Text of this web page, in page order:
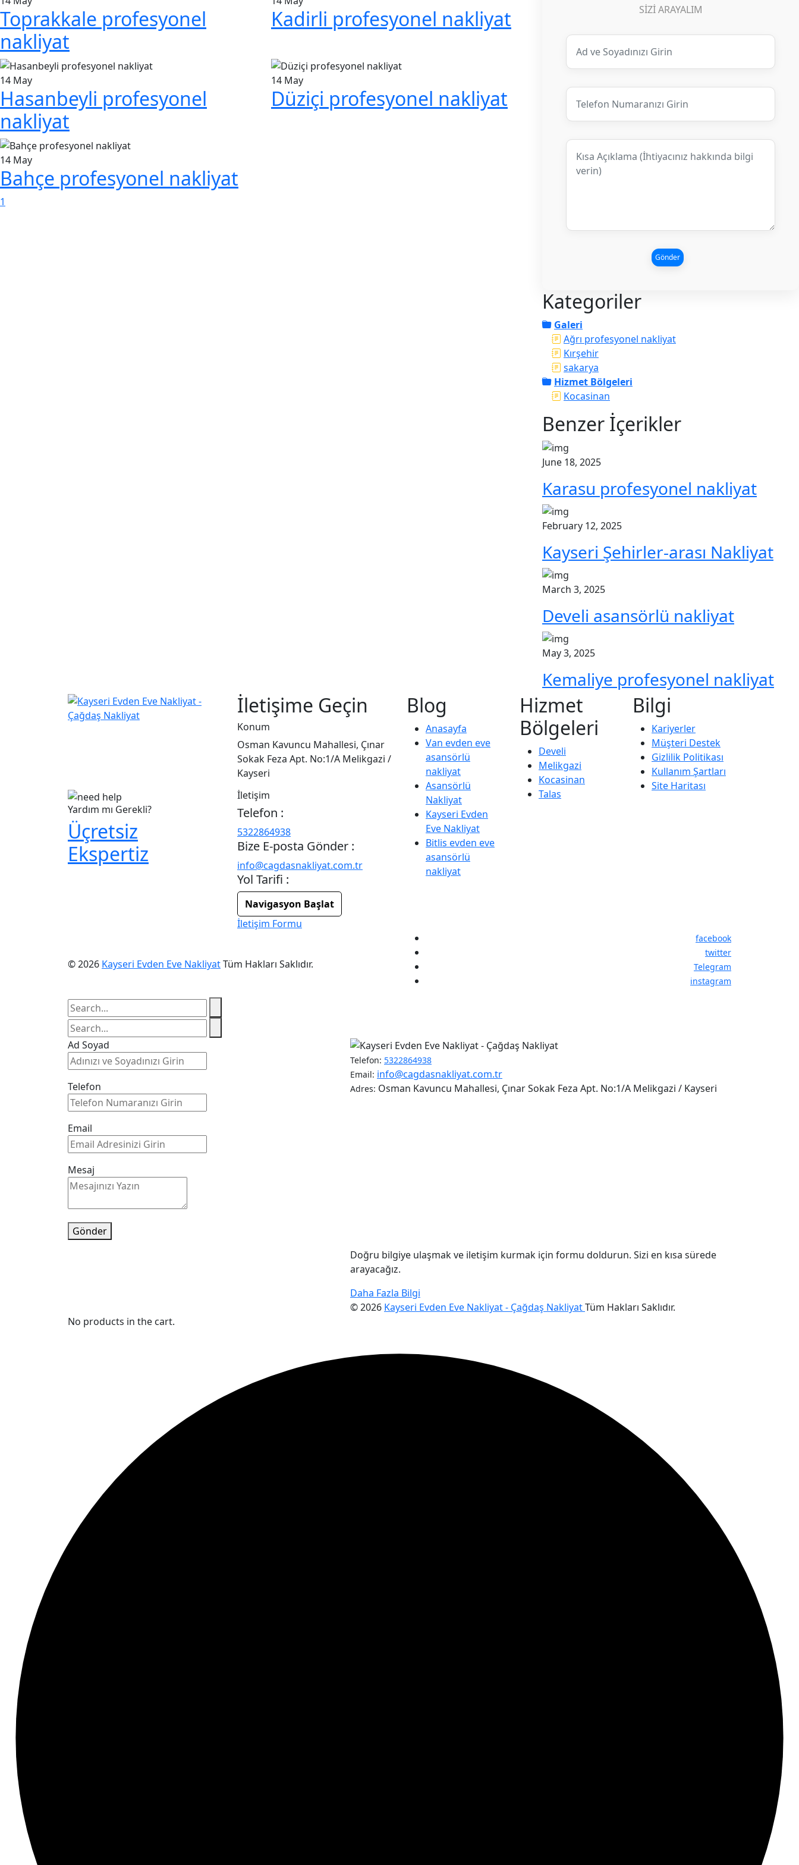
Toprakkale profesyonel
nakliyat
Kadirli profesyonel nakliyat
14 May
Hasanbeyli profesyonel
nakliyat
14 May
Düziçi profesyonel nakliyat
14 May
Bahçe profesyonel nakliyat
1
SIZI ARAYALIM
Gönder
Kategoriler
Galeri
Ağrı profesyonel nakliyat
Kırşehir
sakarya
Hizmet Bölgeleri
Kocasinan
Benzer İçerikler
June 18, 2025
Karasu profesyonel nakliyat
February 12, 2025
Kayseri Şehirler-arası Nakliyat
March 3, 2025
Develi asansörlü nakliyat
May 3, 2025
Kemaliye profesyonel nakliyat
Yardım mı Gerekli?
Üçretsiz
Ekspertiz
İletişime Geçin
Konum
Osman Kavuncu Mahallesi, Çınar
Sokak Feza Apt. No:1/A Melikgazi /
Kayseri
İletişim
Telefon :
5322864938
Bize E-posta Gönder :
info@cagdasnakliyat.com.tr
Yol Tarifi :
Navigasyon Başlat
İletişim Formu
Blog
Anasayfa
Van evden eve
asansörlü
nakliyat
Asansörlü
Nakliyat
Kayseri Evden
Eve Nakliyat
Bitlis evden eve
asansörlü
nakliyat
Hizmet
Bölgeleri
Develi
Melikgazi
Kocasinan
Talas
Bilgi
Kariyerler
Müşteri Destek
Gizlilik Politikası
Kullanım Şartları
Site Haritası
© 2026 Kayseri Evden Eve NakliyatTüm Hakları Saklıdır.
facebook
twitter
Telegram
instagram
Ad Soyad
Telefon
Email
Mesaj
Gönder
Telefon: 5322864938
Email: info@cagdasnakliyat.com.tr
Adres: Osman Kavuncu Mahallesi, Çınar Sokak Feza Apt. No:1/A Melikgazi / Kayseri
Doğru bilgiye ulaşmak ve iletişim kurmak için formu doldurun. Sizi en kısa sürede
arayacağız.
Daha Fazla Bilgi
© 2026 Kayseri Evden Eve Nakliyat - Çağdaş NakliyatTüm Hakları Saklıdır.
No products in the cart.